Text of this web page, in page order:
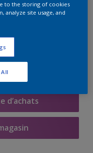
Calculer
d’achats
to the storing of cookies
analyze site usage, and